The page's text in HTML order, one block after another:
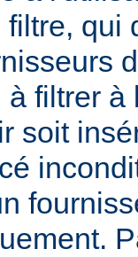
qui
filtrer à
soit